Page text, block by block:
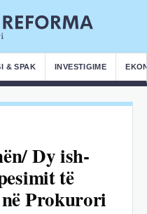
& SPAK INVESTIGIME
Dy ish-
të
Prokurori